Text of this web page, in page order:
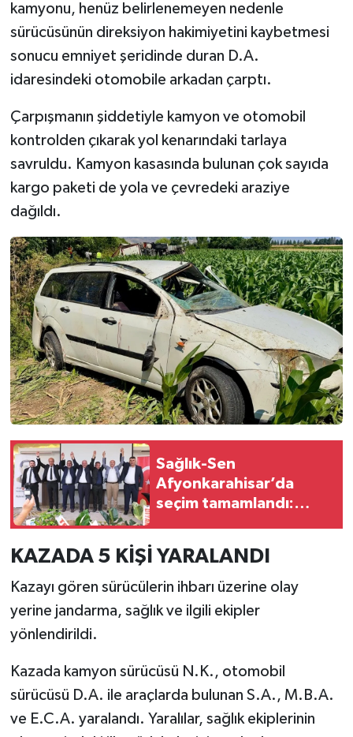
kamyonu, henüz belirlenemeyen nedenle
sürücüsünün direksiyon hakimiyetini kaybetmesi
sonucu emniyet şeridinde duran D.A.
idaresindeki otomobile arkadan çarptı.
Çarpışmanın şiddetiyle kamyon ve otomobil
kontrolden çıkarak yol kenarındaki tarlaya
savruldu. Kamyon kasasında bulunan çok sayıda
kargo paketi de yola ve çevredeki araziye
dağıldı.
Sağlık-Sen
Afyonkarahisar’da
seçim tamamlandı:
KAZADA 5 KİŞİ YARALANDI
Kazayı gören sürücülerin ihbarı üzerine olay
yerine jandarma, sağlık ve ilgili ekipler
yönlendirildi.
Kazada kamyon sürücüsü N.K., otomobil
sürücüsü D.A. ile araçlarda bulunan S.A., M.B.A.
ve E.C.A. yaralandı. Yaralılar, sağlık ekiplerinin